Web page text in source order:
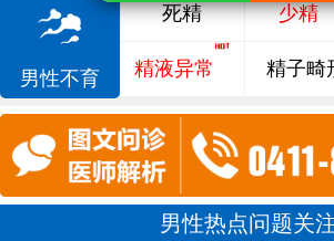
男性不育
死精 少精
精液异常 精子畸
男性热点问题关